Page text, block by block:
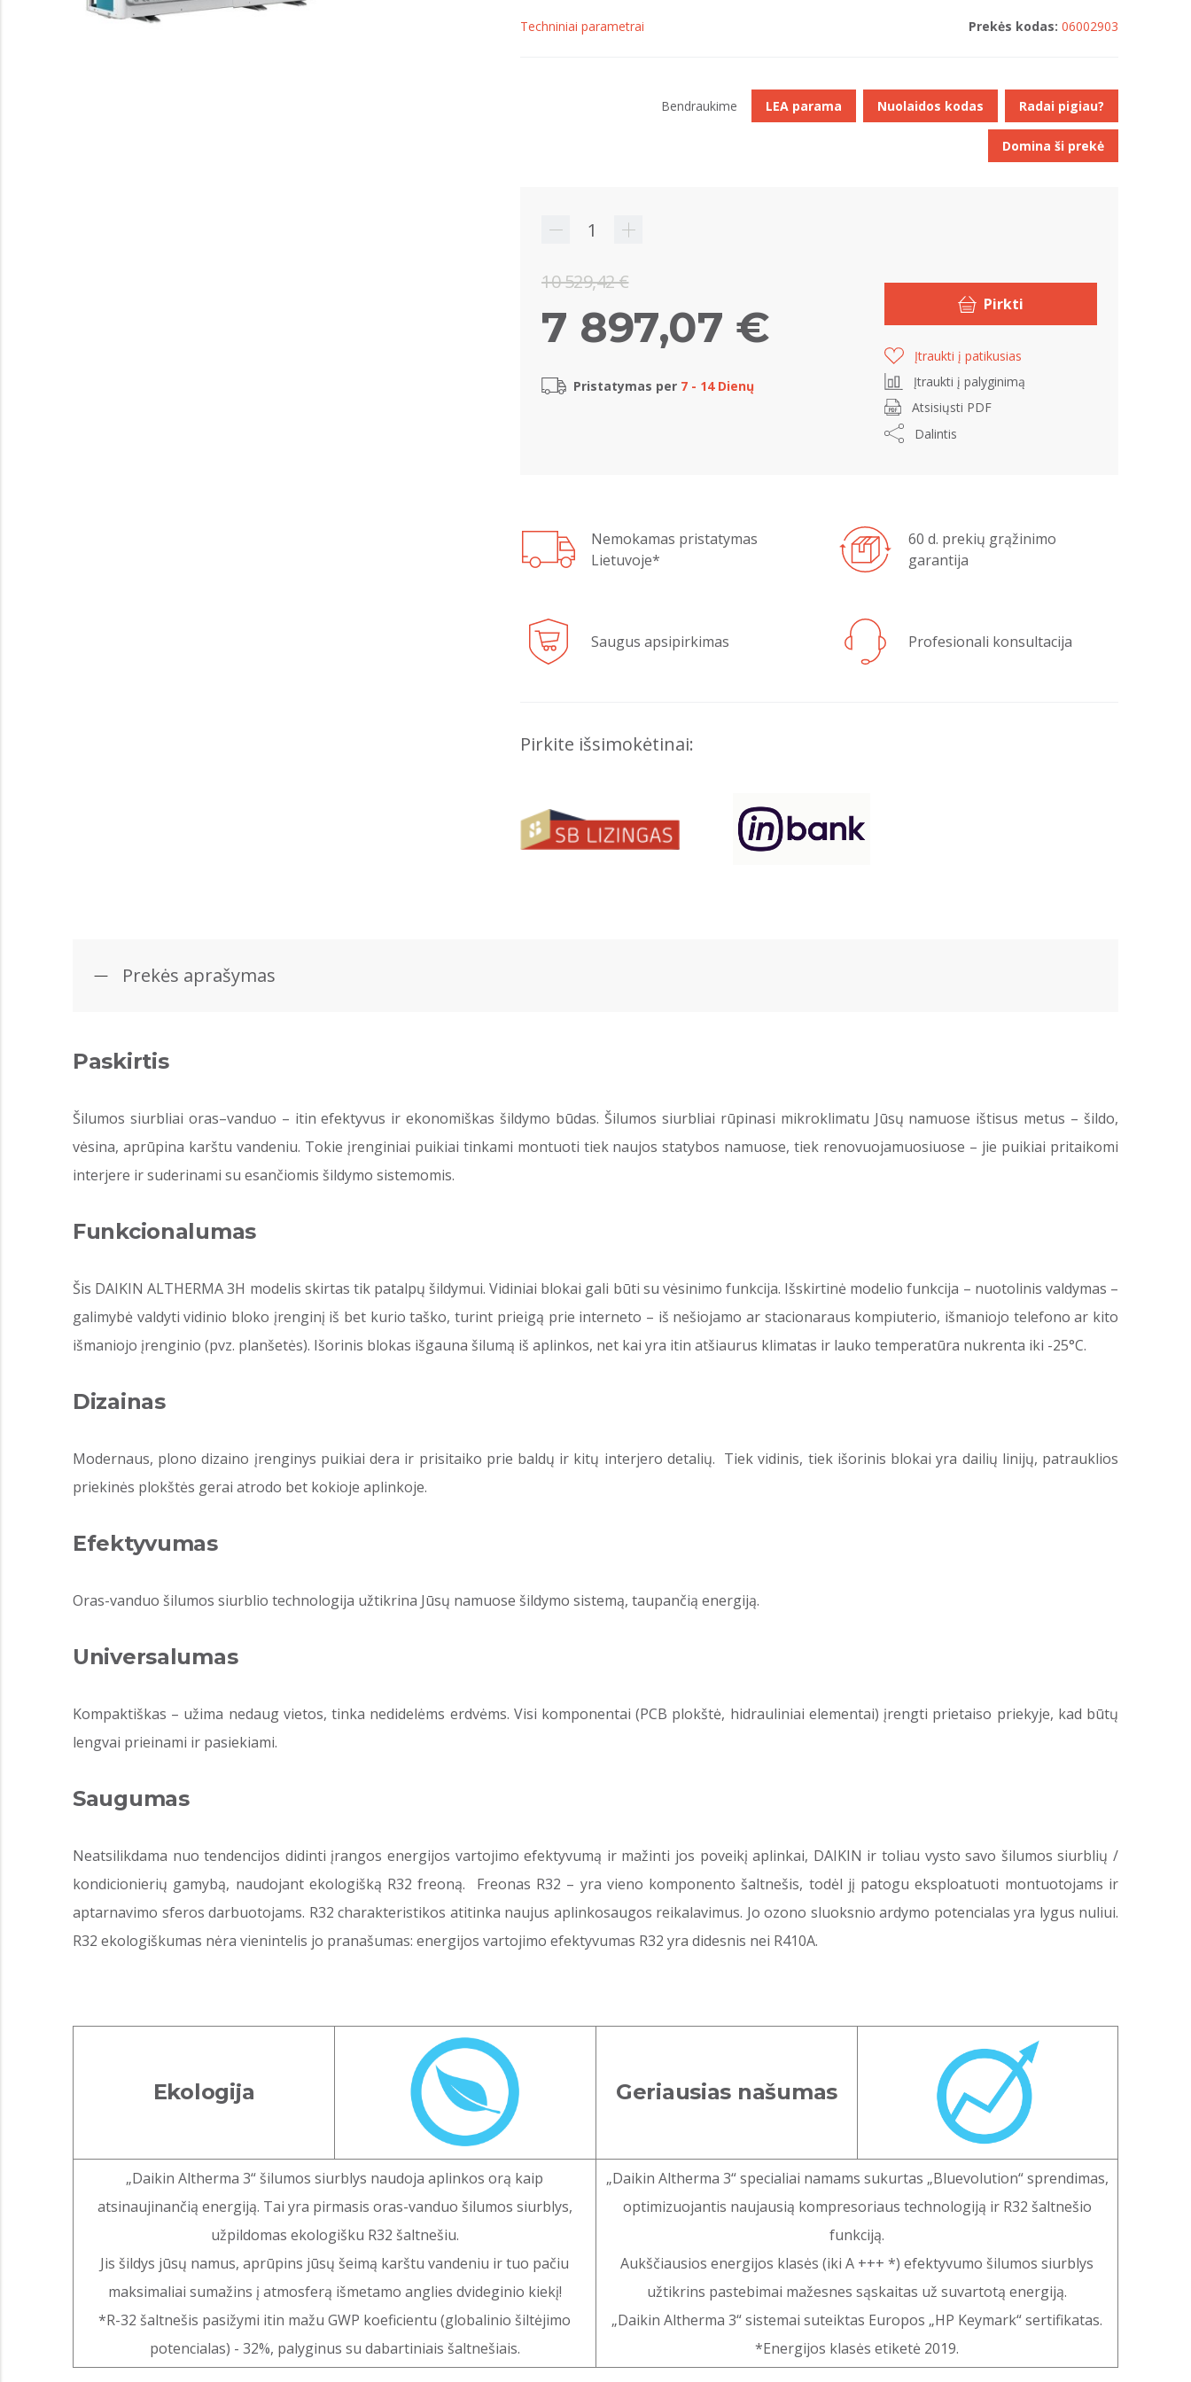
Techniniai parametrai Prekės kodas: 06002903
10 529,42 €
7 897,07 €
Pristatymas per 7 - 14 Dienų
Pirkti
Įtraukti į patikusias
Įtraukti į palyginimą
Atsisiųsti PDF
Dalintis
Nemokamas pristatymas
Lietuvoje*
60 d. prekių grąžinimo
garantija
Saugus apsipirkimas Profesionali konsultacija
Pirkite išsimokėtinai:
Bendraukime LEA parama Nuolaidos kodas Radai pigiau?
Domina ši prekė
Prekės aprašymas
Paskirtis
Šilumos siurbliai oras–vanduo – itin efektyvus ir ekonomiškas šildymo būdas. Šilumos siurbliai rūpinasi mikroklimatu Jūsų namuose ištisus metus – šildo,
vėsina, aprūpina karštu vandeniu. Tokie įrenginiai puikiai tinkami montuoti tiek naujos statybos namuose, tiek renovuojamuosiuose – jie puikiai pritaikomi
interjere ir suderinami su esančiomis šildymo sistemomis.
Funkcionalumas
Šis DAIKIN ALTHERMA 3H modelis skirtas tik patalpų šildymui. Vidiniai blokai gali būti su vėsinimo funkcija. Išskirtinė modelio funkcija – nuotolinis valdymas –
galimybė valdyti vidinio bloko įrenginį iš bet kurio taško, turint prieigą prie interneto – iš nešiojamo ar stacionaraus kompiuterio, išmaniojo telefono ar kito
išmaniojo įrenginio (pvz. planšetės). Išorinis blokas išgauna šilumą iš aplinkos, net kai yra itin atšiaurus klimatas ir lauko temperatūra nukrenta iki -25°C.
Dizainas
Modernaus, plono dizaino įrenginys puikiai dera ir prisitaiko prie baldų ir kitų interjero detalių. Tiek vidinis, tiek išorinis blokai yra dailių linijų, patrauklios
priekinės plokštės gerai atrodo bet kokioje aplinkoje.
Efektyvumas
Oras-vanduo šilumos siurblio technologija užtikrina Jūsų namuose šildymo sistemą, taupančią energiją.
Universalumas
Kompaktiškas – užima nedaug vietos, tinka nedidelėms erdvėms. Visi komponentai (PCB plokštė, hidrauliniai elementai) įrengti prietaiso priekyje, kad būtų
lengvai prieinami ir pasiekiami.
Saugumas
Neatsilikdama nuo tendencijos didinti įrangos energijos vartojimo efektyvumą ir mažinti jos poveikį aplinkai, DAIKIN ir toliau vysto savo šilumos siurblių /
kondicionierių gamybą, naudojant ekologišką R32 freoną. Freonas R32 – yra vieno komponento šaltnešis, todėl jį patogu eksploatuoti montuotojams ir
aptarnavimo sferos darbuotojams. R32 charakteristikos atitinka naujus aplinkosaugos reikalavimus. Jo ozono sluoksnio ardymo potencialas yra lygus nuliui.
R32 ekologiškumas nėra vienintelis jo pranašumas: energijos vartojimo efektyvumas R32 yra didesnis nei R410A.
Ekologija Geriausias našumas
„Daikin Altherma 3“ šilumos siurblys naudoja aplinkos orą kaip
atsinaujinančią energiją. Tai yra pirmasis oras-vanduo šilumos siurblys,
užpildomas ekologišku R32 šaltnešiu.
Jis šildys jūsų namus, aprūpins jūsų šeimą karštu vandeniu ir tuo pačiu
maksimaliai sumažins į atmosferą išmetamo anglies dvideginio kiekį!
*R-32 šaltnešis pasižymi itin mažu GWP koeficientu (globalinio šiltėjimo
potencialas) - 32%, palyginus su dabartiniais šaltnešiais.
„Daikin Altherma 3“ specialiai namams sukurtas „Bluevolution“ sprendimas,
optimizuojantis naujausią kompresoriaus technologiją ir R32 šaltnešio
funkciją.
Aukščiausios energijos klasės (iki A +++ *) efektyvumo šilumos siurblys
užtikrins pastebimai mažesnes sąskaitas už suvartotą energiją.
„Daikin Altherma 3“ sistemai suteiktas Europos „HP Keymark“ sertifikatas.
*Energijos klasės etiketė 2019.